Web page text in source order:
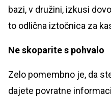
bazi, v družini, izkusi
to odlična iztočnica za
Ne skoparite s pohvalo
Zelo pomembno je, da
dajete povratne